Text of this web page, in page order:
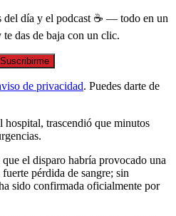
del día y el podcast ☕ — todo en un
das de baja con un clic.
Suscribirme
de privacidad. Puedes darte de
trascendió que minutos
el disparo habría provocado una
pérdida de sangre; sin
sido confirmada oficialmente por